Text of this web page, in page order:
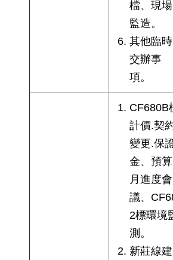
檔、現場
監造。
其他臨時
交辦事
項。
CF680B
計價.契
變更.保
金、預
月進度會
議、
2標環境
測。
新莊線建